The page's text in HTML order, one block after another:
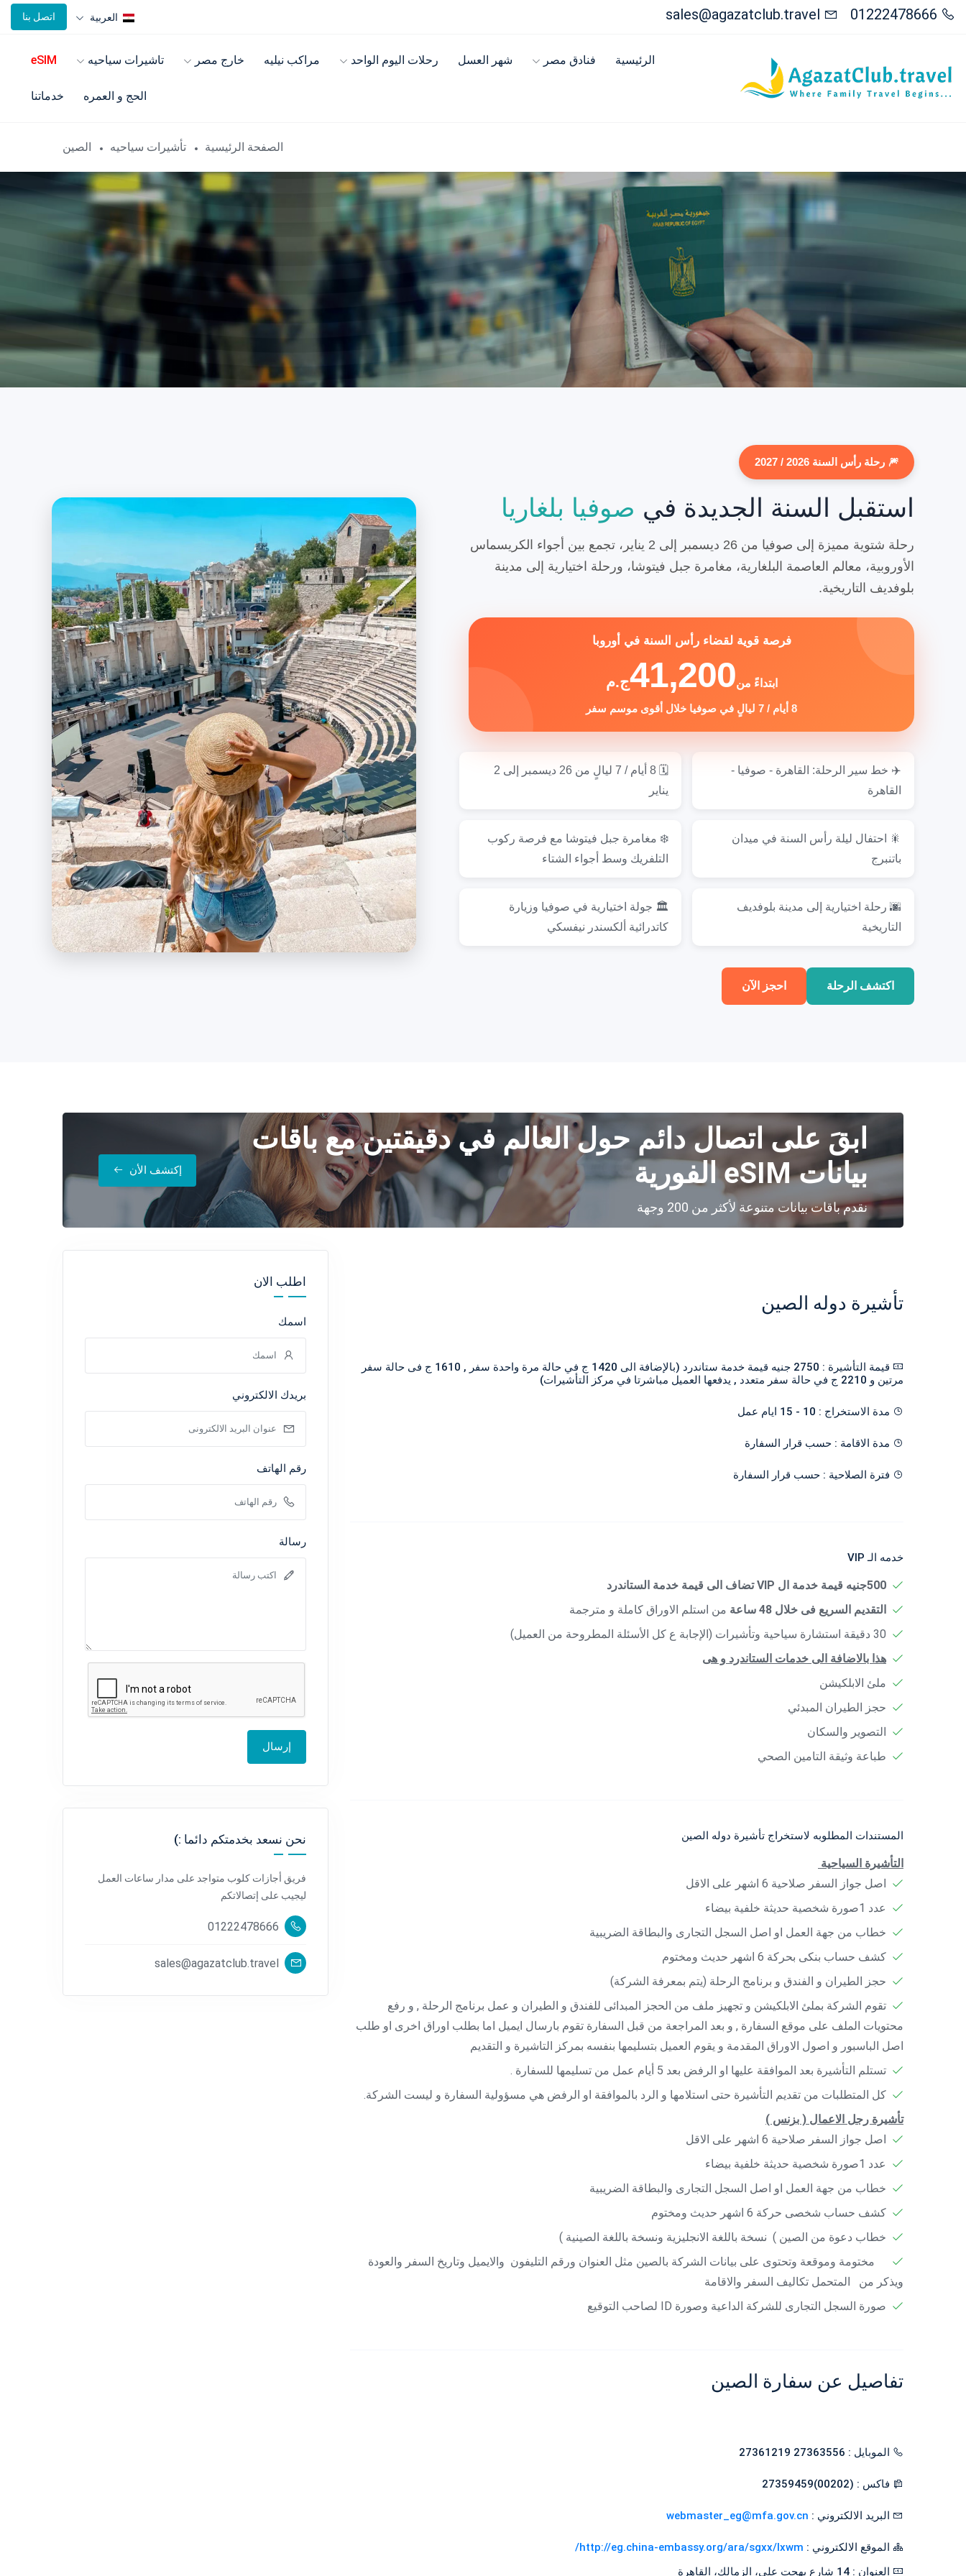
01222478666
sales@agazatclub.travel العربية اتصل بنا
الرئيسية فنادق مصر شهر العسل رحلات اليوم الواحد مراكب نيليه خارج مصر تاشيرات سياحيه eSIM
الحج و العمره خدماتنا
الصفحة الرئيسية تأشيرات سياحيه الصين
🎆 رحلة رأس السنة 2026 / 2027
استقبل السنة الجديدة في صوفيا بلغاريا
رحلة شتوية مميزة إلى صوفيا من 26 ديسمبر إلى 2 يناير، تجمع بين أجواء الكريسماس
الأوروبية، معالم العاصمة البلغارية، مغامرة جبل فيتوشا، ورحلة اختيارية إلى مدينة
بلوفديف التاريخية.
فرصة قوية لقضاء رأس السنة في أوروبا
ابتداءً من41,200ج.م
8 أيام / 7 ليالٍ في صوفيا خلال أقوى موسم سفر
✈️ خط سير الرحلة: القاهرة - صوفيا -
القاهرة
🗓️ 8 أيام / 7 ليالٍ من 26 ديسمبر إلى 2
يناير
🎇 احتفال ليلة رأس السنة في ميدان
باتنبرج
❄️ مغامرة جبل فيتوشا مع فرصة ركوب
التلفريك وسط أجواء الشتاء
🌆 رحلة اختيارية إلى مدينة بلوفديف
التاريخية
🏛️ جولة اختيارية في صوفيا وزيارة
كاتدرائية ألكسندر نيفسكي
اكتشف الرحلة احجز الآن
ابقَ على اتصال دائم حول العالم في دقيقتين مع باقات
بيانات eSIM الفورية
نقدم باقات بيانات متنوعة لأكثر من 200 وجهة
إكتشف الأن
تأشيرة دوله الصين
قيمة التأشيرة : 2750 جنيه قيمة خدمة ستاندرد (بالإضافة الى 1420 ج في حالة مرة واحدة سفر , 1610 ج فى حالة سفر
مرتين و 2210 ج في حالة سفر متعدد , يدفعها العميل مباشرتا في مركز التأشيرات)
مدة الاستخراج : 10 - 15 ايام عمل
مدة الاقامة : حسب قرار السفارة
فترة الصلاحية : حسب قرار السفارة
خدمه الـ VIP
500جنيه قيمة خدمة ال VIP تضاف الى قيمة خدمة الستاندرد
التقديم السريع فى خلال 48 ساعة
من استلم الاوراق كاملة و مترجمة
30 دقيقة استشارة سياحية وتأشيرات (الإجابة ع كل الأسئلة المطروحة من العميل)
هذا بالاضافة الى خدمات الستاندرد و هى
ملئ الابلكيشن
حجز الطيران المبدئي
التصوير والسكان
طباعة وثيقة التامين الصحي
المستندات المطلوبه لاستخراج تأشيرة دوله الصين
التأشيرة السياحية
اصل جواز السفر صلاحية 6 اشهر على الاقل
عدد 1صورة شخصية حديثة خلفية بيضاء
خطاب من جهة العمل او اصل السجل التجارى والبطاقة الضريبية
كشف حساب بنكى بحركة 6 اشهر حديث ومختوم
حجز الطيران و الفندق و برنامج الرحلة (يتم بمعرفة الشركة)
تقوم الشركة بملئ الابلكيشن و تجهيز ملف من الحجز المبدائى للفندق و الطيران و عمل برنامج الرحلة , و رفع
محتويات الملف على موقع السفارة , و بعد المراجعة من قبل السفارة تقوم بارسال ايميل اما بطلب اوراق اخرى او طلب
اصل الباسبور و اصول الاوراق المقدمة و يقوم العميل بتسليمها بنفسه بمركز التاشيرة و التقديم
تستلم التأشيرة بعد الموافقة عليها او الرفض بعد ​​5 أيام عمل من تسليمها للسفارة .
كل المتطلبات من تقديم التأشيرة حتى استلامها و الرد بالموافقة او الرفض هي مسؤولية السفارة و ليست الشركة.
تأشيرة رجل الاعمال ( بزنس )
اصل جواز السفر صلاحية 6 اشهر على الاقل
عدد 1صورة شخصية حديثة خلفية بيضاء
خطاب من جهة العمل او اصل السجل التجارى والبطاقة الضريبية
كشف حساب شخصى حركة 6 اشهر حديث ومختوم
خطاب دعوة من الصين ) نسخة باللغة الانجليزية ونسخة باللغة الصينية )
مختومة وموقعة وتحتوى على بيانات الشركة بالصين مثل العنوان ورقم التليفون والايميل وتاريخ السفر والعودة
ويذكر من المتحمل تكاليف السفر والاقامة
صورة السجل التجارى للشركة الداعية وصورة ID لصاحب التوقيع
تفاصيل عن سفارة الصين
الموبايل : 27363556 27361219
فاكس : (00202)27359459
البريد الالكتروني : webmaster_eg@mfa.gov.cn
الموقع الالكتروني : http://eg.china-embassy.org/ara/sgxx/lxwm/
العنوان : 14 شارع بهجت علي، الزمالك، القاهرة
اطلب الان
اسمك
بريدك الالكتروني
رقم الهاتف
رسالة
إرسال
نحن نسعد بخدمتكم دائما :)
فريق أجازات كلوب متواجد على مدار ساعات العمل
ليجيب على إتصالاتكم
01222478666
sales@agazatclub.travel